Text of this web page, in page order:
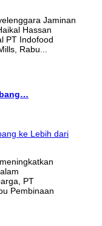
Jaminan
Hassan
PT Indofood
Rabu...
PT
Pembinaan